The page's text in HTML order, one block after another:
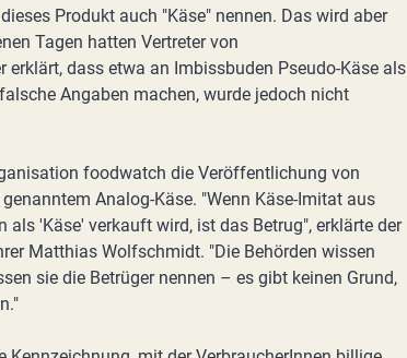
Produkt auch "Käse" nennen. Das wird aber
Tagen hatten Vertreter von
dass etwa an Imbissbuden Pseudo-Käse als
Angaben machen, wurde jedoch nicht
foodwatch die Veröffentlichung von
Analog-Käse. "Wenn Käse-Imitat aus
'Käse' verkauft wird, ist das Betrug", erklärte der
Matthias Wolfschmidt. "Die Behörden wissen
sie die Betrüger nennen – es gibt keinen Grund,